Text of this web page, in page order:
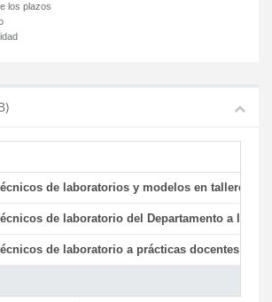
los plazos
de laboratorios y modelos en talleres/
de laboratorio del Departamento a la
de laboratorio a prácticas docentes y